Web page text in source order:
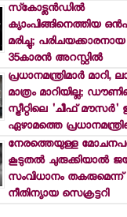
സ്‌കോട്ലന്‍ഡില്‍
ക്യാംപിങ്ങിനെത്തിയ
മരിച്ചു; പരിചയക്കാരനായ
35കാരന്‍ അറസ്റ്റില്‍
പ്രധാനമന്ത്രിമാര്‍ മാറി,
മാത്രം മാറിയില്ല;
സ്ട്രീറ്റിലെ 'ചീഫ് മൗസര്‍'
ഏഴാമത്തെ
നേരത്തെയുള്ള
കൂടുതല്‍ ചുരുക്കിയാല്‍
സംവിധാനം തകരുമെന്ന്
നീതിന്യായ സെക്രട്ടറി